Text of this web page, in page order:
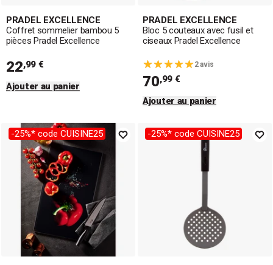
PRADEL EXCELLENCE
Coffret sommelier bambou 5
pièces Pradel Excellence
22,99 €
Ajouter au panier
PRADEL EXCELLENCE
Bloc 5 couteaux avec fusil et
ciseaux Pradel Excellence
2 avis
70,99 €
Ajouter au panier
-25%* code CUISINE25 -25%* code CUISINE25